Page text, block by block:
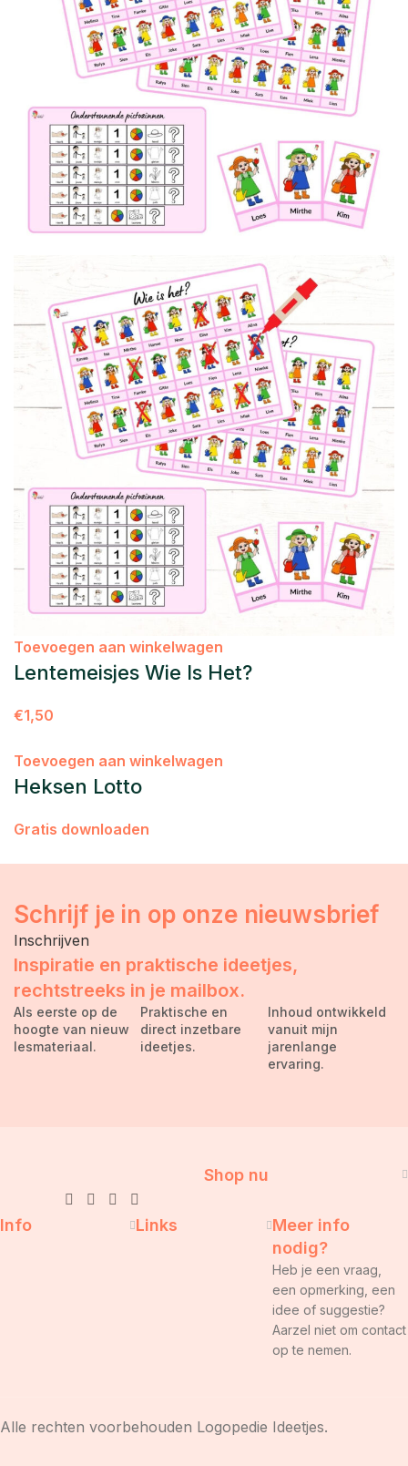
Toevoegen aan winkelwagen
Lentemeisjes Wie Is Het?
€1,50
Toevoegen aan winkelwagen
Heksen Lotto
Gratis downloaden
Schrijf je in op onze nieuwsbrief
Inschrijven
Inspiratie en praktische ideetjes,
rechtstreeks in je mailbox.
Als eerste op de
hoogte van nieuw
lesmateriaal.
Praktische en
direct inzetbare
ideetjes.
Inhoud ontwikkeld
vanuit mijn
jarenlange
ervaring.
Shop nu
Info Links
Meer info
nodig?
Heb je een vraag,
een opmerking, een
idee of suggestie?
Aarzel niet om contact
op te nemen.
Alle rechten voorbehouden Logopedie Ideetjes.